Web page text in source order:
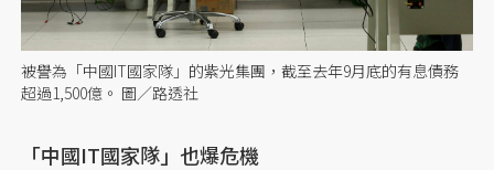
被譽為「中國IT國家隊」的紫光集團，截至去年9月底的有息債務
超過1,500億。 圖／路透社
「中國IT國家隊」也爆危機